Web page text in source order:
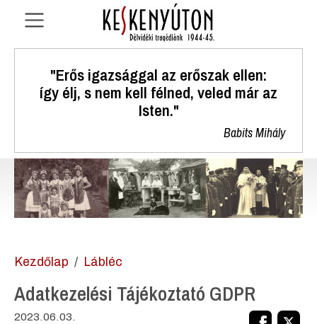
"Erős igazsággal az erőszak ellen:
így élj, s nem kell félned, veled már az
Isten."
Babits Mihály
Kezdőlap Lábléc
Adatkezelési Tájékoztató GDPR
2023.06.03.